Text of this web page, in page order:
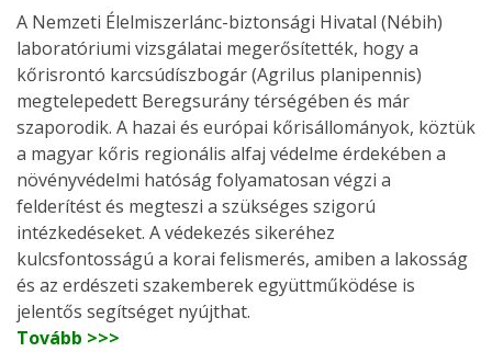
A Nemzeti Élelmiszerlánc-biztonsági Hivatal (Nébih)
laboratóriumi vizsgálatai megerősítették, hogy a
kőrisrontó karcsúdíszbogár (Agrilus planipennis)
megtelepedett Beregsurány térségében és már
szaporodik. A hazai és európai kőrisállományok, köztük
a magyar kőris regionális alfaj védelme érdekében a
növényvédelmi hatóság folyamatosan végzi a
felderítést és megteszi a szükséges szigorú
intézkedéseket. A védekezés sikeréhez
kulcsfontosságú a korai felismerés, amiben a lakosság
és az erdészeti szakemberek együttműködése is
jelentős segítséget nyújthat.
Tovább >>>